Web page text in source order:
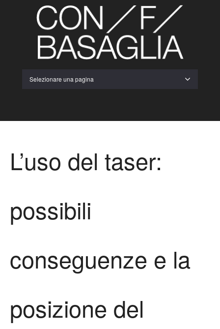
Selezionare una pagina
L’uso del taser:
possibili
conseguenze e la
posizione del